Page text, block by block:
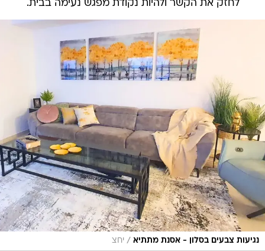
לחזק את הקשר ולהיות נקודת מפגש נעימה בבית.
נגיעות צבעים בסלון - אסנת מתתיא / יחצ